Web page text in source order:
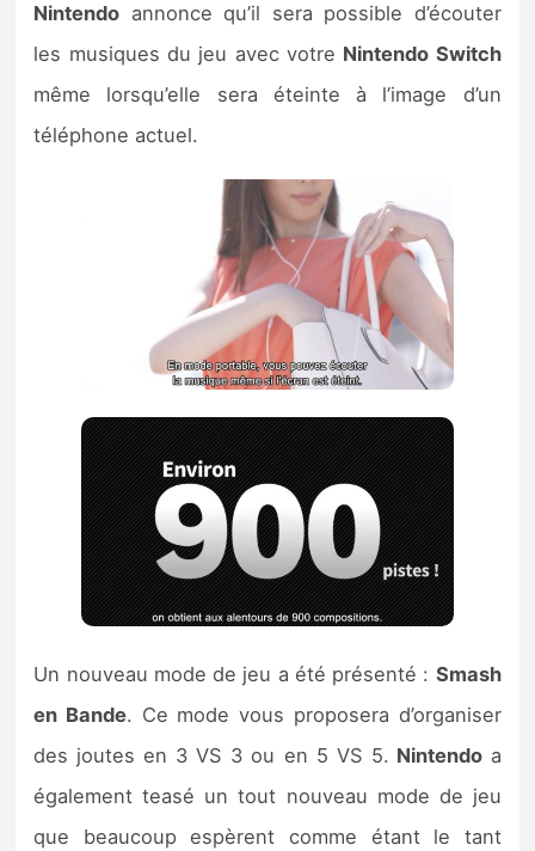
Nintendo annonce qu’il sera possible d’écouter
les musiques du jeu avec votre Nintendo Switch
même lorsqu’elle sera éteinte à l’image d’un
téléphone actuel.
Un nouveau mode de jeu a été présenté : Smash
en Bande. Ce mode vous proposera d’organiser
des joutes en 3 VS 3 ou en 5 VS 5. Nintendoa
également teasé un tout nouveau mode de jeu
que beaucoup espèrent comme étant le tant